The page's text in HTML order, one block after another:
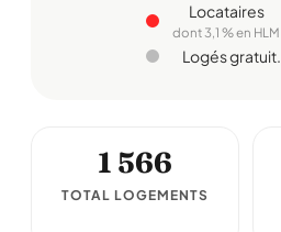
Locataires
dont 3,1 % en HLM
Logés gratuit.
1 566
TOTAL LOGEMENTS